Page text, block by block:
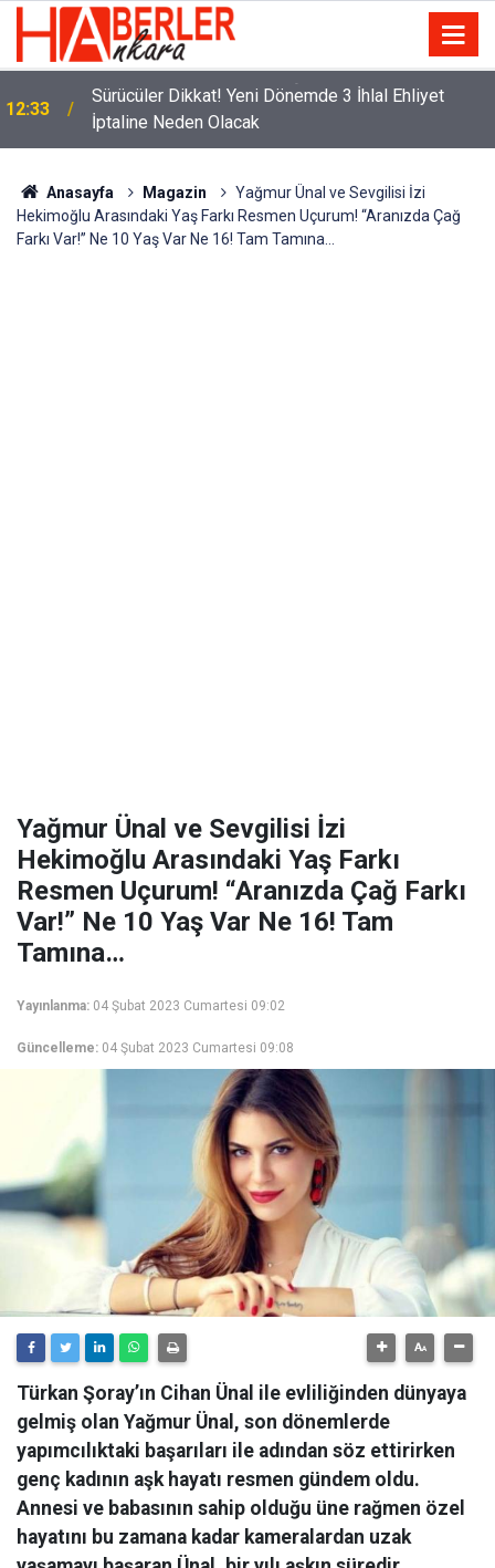
12:33
Sürücüler Dikkat! Yeni Dönemde 3 İhlal Ehliyet
İptaline Neden Olacak
Anasayfa Magazin
Yağmur Ünal ve Sevgilisi İzi
Hekimoğlu Arasındaki Yaş Farkı Resmen Uçurum! “Aranızda Çağ
Farkı Var!” Ne 10 Yaş Var Ne 16! Tam Tamına…
Yağmur Ünal ve Sevgilisi İzi
Hekimoğlu Arasındaki Yaş Farkı
Resmen Uçurum! “Aranızda Çağ Farkı
Var!” Ne 10 Yaş Var Ne 16! Tam
Tamına…
Yayınlanma: 04 Şubat 2023 Cumartesi 09:02
Güncelleme: 04 Şubat 2023 Cumartesi 09:08
Türkan Şoray’ın Cihan Ünal ile evliliğinden dünyaya
gelmiş olan Yağmur Ünal, son dönemlerde
yapımcılıktaki başarıları ile adından söz ettirirken
genç kadının aşk hayatı resmen gündem oldu.
Annesi ve babasının sahip olduğu üne rağmen özel
hayatını bu zamana kadar kameralardan uzak